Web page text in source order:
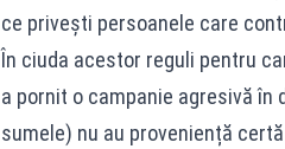
ce privești persoanele care
În ciuda acestor reguli pentru
a pornit o campanie agresivă în
sumele) nu au proveniență